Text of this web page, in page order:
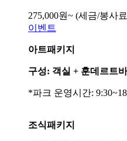
275,000원~ (세금/봉사
이벤트
아트패키지
구성: 객실 + 훈데르트
*파크 운영시간:
조식패키지